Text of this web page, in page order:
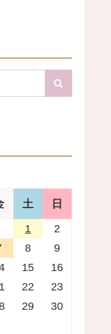
土 日
1
2
8
9
15
16
22
23
29
30